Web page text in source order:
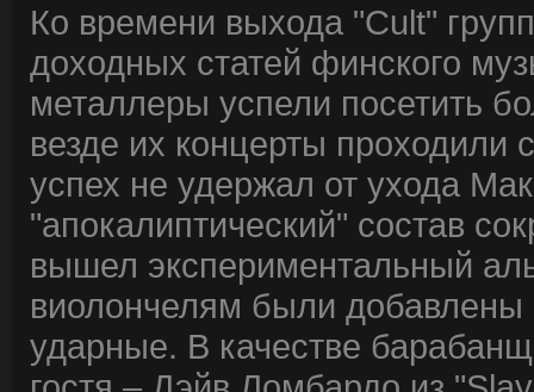
Ко времени выхода "Cult"
доходных статей финского
металлеры успели посетить
везде их концерты
успех не удержал от ухода
"апокалиптический" состав
вышел экспериментальный
виолончелям были добавлены
ударные. В качестве